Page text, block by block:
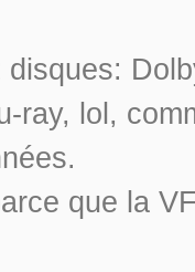
ray, lol,
que la